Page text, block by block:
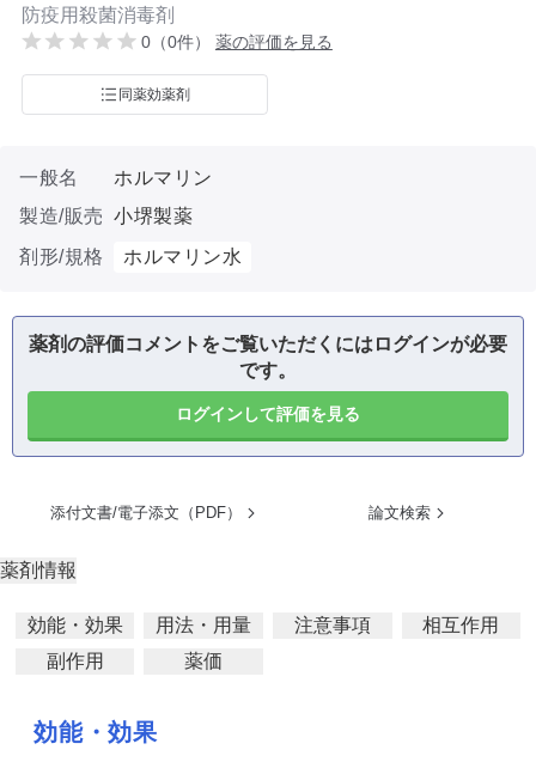
防疫用殺菌消毒剤
0（0件） 薬の評価を見る
同薬効薬剤
一般名
ホルマリン
製造/販売 小堺製薬
剤形/規格
ホルマリン水
薬剤の評価コメントをご覧いただくにはログインが必要
です。
ログインして評価を見る
添付文書/電子添文（PDF） 論文検索
薬剤情報
効能・効果 用法・用量 注意事項
相互作用
副作用
薬価
効能・効果